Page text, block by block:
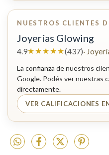
NUESTROS CLIENTES
Joyerías Glowing
4.9★★★★★(437)·
La confianza de nuestros
Google. Podés ver nuestras
directamente.
VER CALIFICACIONES